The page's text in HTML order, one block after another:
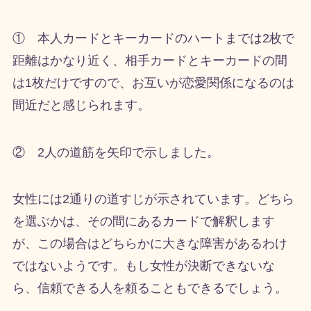
① 本人カードとキーカードのハートまでは2枚で
距離はかなり近く、相手カードとキーカードの間
は1枚だけですので、お互いが恋愛関係になるのは
間近だと感じられます。
② 2人の道筋を矢印で示しました。
女性には2通りの道すじが示されています。どちら
を選ぶかは、その間にあるカードで解釈します
が、この場合はどちらかに大きな障害があるわけ
ではないようです。もし女性が決断できないな
ら、信頼できる人を頼ることもできるでしょう。